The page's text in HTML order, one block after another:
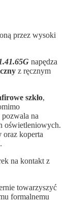
przez wysoki
napędza
z ręcznym
szkło,
pozwala na
oświetleniowych.
oraz koperta
na kontakt z
towarzyszyć
formalnemu